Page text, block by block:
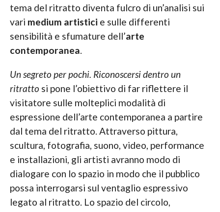
tema del ritratto diventa fulcro di un’analisi sui
vari medium artistici e sulle differenti
sensibilità e sfumature dell’arte
contemporanea.
Un segreto per pochi. Riconoscersi dentro un
ritratto si pone l’obiettivo di far riflettere il
visitatore sulle molteplici modalità di
espressione dell’arte contemporanea a partire
dal tema del ritratto. Attraverso pittura,
scultura, fotografia, suono, video, performance
e installazioni, gli artisti avranno modo di
dialogare con lo spazio in modo che il pubblico
possa interrogarsi sul ventaglio espressivo
legato al ritratto. Lo spazio del circolo,